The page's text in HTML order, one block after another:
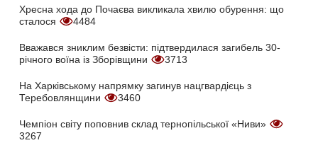
Хресна хода до Почаєва викликала хвилю обурення: що
сталося
4484
Вважався зниклим безвісти: підтвердилася загибель 30-
річного воїна із Зборівщини
3713
На Харківському напрямку загинув нацгвардієць з
Теребовлянщини
3460
Чемпіон світу поповнив склад тернопільської «Ниви»
3267